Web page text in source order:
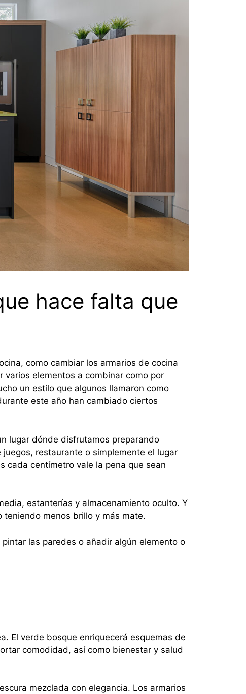
hace falta que
como cambiar los armarios de cocina
varios elementos a combinar como por
un estilo que algunos llamaron como
este año han cambiado ciertos
lugar dónde disfrutamos preparando
restaurante o simplemente el lugar
cada centímetro vale la pena que sean
estanterías y almacenamiento oculto. Y
menos brillo y más mate.
las paredes o añadir algún elemento o
El verde bosque enriquecerá esquemas de
comodidad, así como bienestar y salud
mezclada con elegancia. Los armarios